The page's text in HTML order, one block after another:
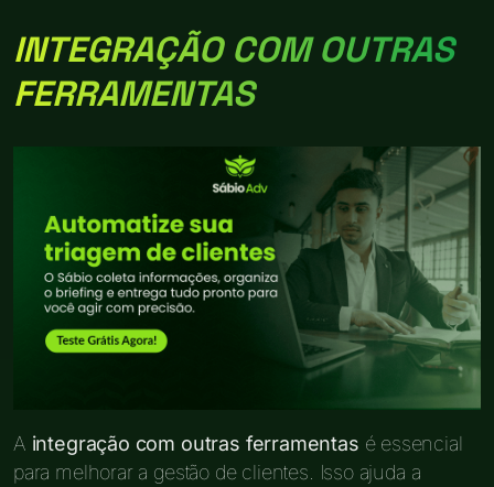
INTEGRAÇÃO COM OUTRAS
FERRAMENTAS
A integração com outras ferramentas é essencial
para melhorar a gestão de clientes. Isso ajuda a